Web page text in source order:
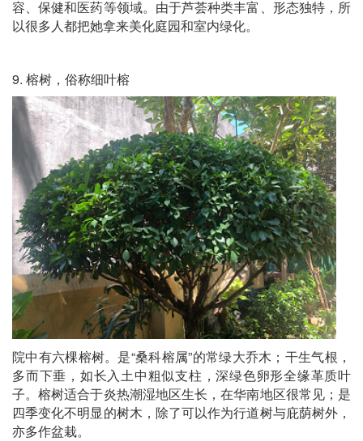
容、保健和医药等领域。由于芦荟种类丰富、形态独特，所
以很多人都把她拿来美化庭园和室内绿化。
9. 榕树，俗称细叶榕
院中有六棵榕树。是“桑科榕属”的常绿大乔木；干生气根，
多而下垂，如长入土中粗似支柱，深绿色卵形全缘革质叶
子。榕树适合于炎热潮湿地区生长，在华南地区很常见；是
四季变化不明显的树木，除了可以作为行道树与庇荫树外，
亦多作盆栽。